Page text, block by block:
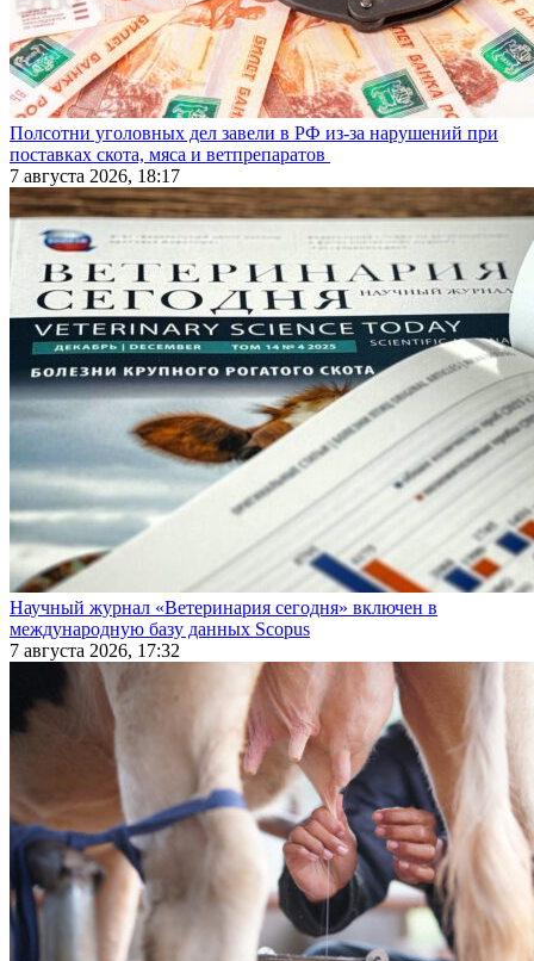
Полсотни уголовных дел завели в РФ из-за нарушений при
поставках скота, мяса и ветпрепаратов
7 августа 2026, 18:17
Научный журнал «Ветеринария сегодня» включен в
международную базу данных Scopus
7 августа 2026, 17:32